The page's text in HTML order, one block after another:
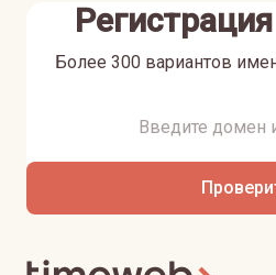
Более 300 вариантов